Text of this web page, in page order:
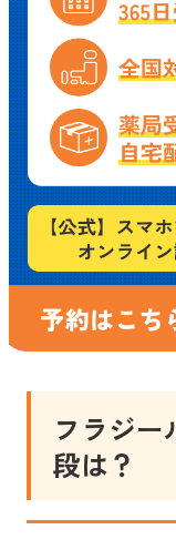
フラジ
段は？